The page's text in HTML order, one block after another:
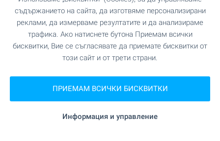
БЕЗ КОМИСИОННА от купувача!
ВИЖТЕ ОЩЕ
съдържанието на сайта, да изготвяме персонализирани
реклами, да измерваме резултатите и да анализираме
трафика. Ако натиснете бутона Приемам всички
бисквитки, Вие се съгласявате да приемате бисквитки от
този сайт и от трети страни.
ПРИЕМАМ ВСИЧКИ БИСКВИТКИ
Информация и управление